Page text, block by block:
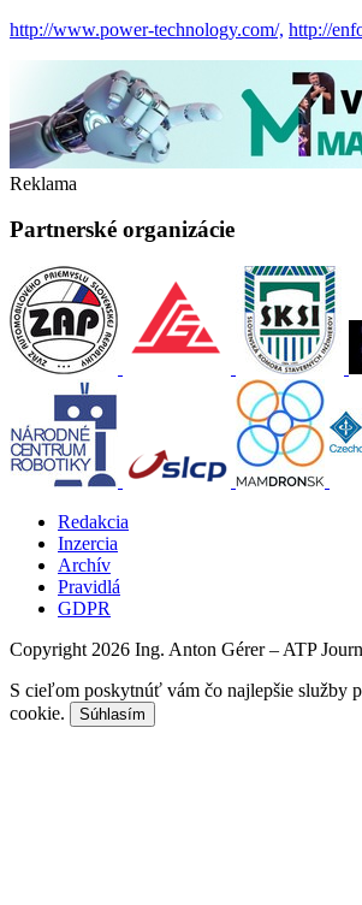
http://www.power-technology.com/, http://
Reklama
Partnerské organizácie
Redakcia
Inzercia
Archív
Pravidlá
GDPR
Copyright 2026 Ing. Anton Gérer – ATP
S cieľom poskytnúť vám čo najlepšie služby
cookie.
Súhlasím